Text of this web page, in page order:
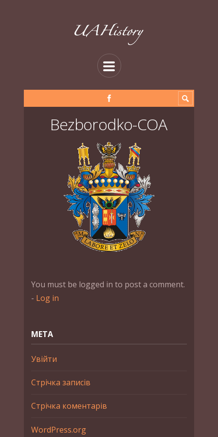
Bezborodko-COA
You must be logged in to post a comment.
- Log in
МЕТА
Увійти
Стрічка записів
Стрічка коментарів
WordPress.org